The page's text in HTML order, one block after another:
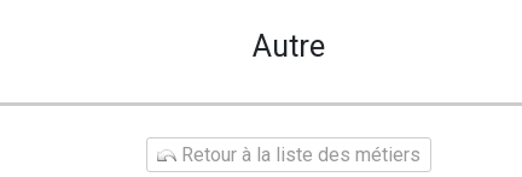
Autre
Retour à la liste des métiers